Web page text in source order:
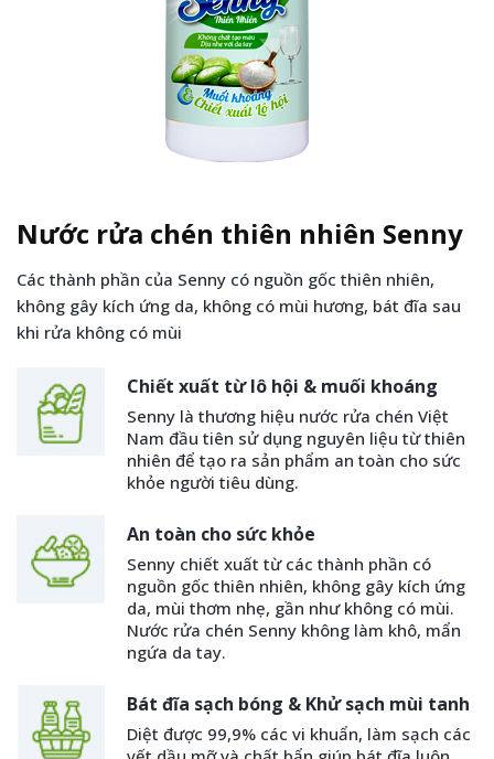
Nước rửa chén thiên nhiên Senny
Các thành phần của Senny có nguồn gốc thiên nhiên,
không gây kích ứng da, không có mùi hương, bát đĩa sau
khi rửa không có mùi
Chiết xuất từ lô hội & muối khoáng
Senny là thương hiệu nước rửa chén Việt
Nam đầu tiên sử dụng nguyên liệu từ thiên
nhiên để tạo ra sản phẩm an toàn cho sức
khỏe người tiêu dùng.
An toàn cho sức khỏe
Senny chiết xuất từ các thành phần có
nguồn gốc thiên nhiên, không gây kích ứng
da, mùi thơm nhẹ, gần như không có mùi.
Nước rửa chén Senny không làm khô, mẩn
ngứa da tay.
Bát đĩa sạch bóng & Khử sạch mùi tanh
Diệt được 99,9% các vi khuẩn, làm sạch các